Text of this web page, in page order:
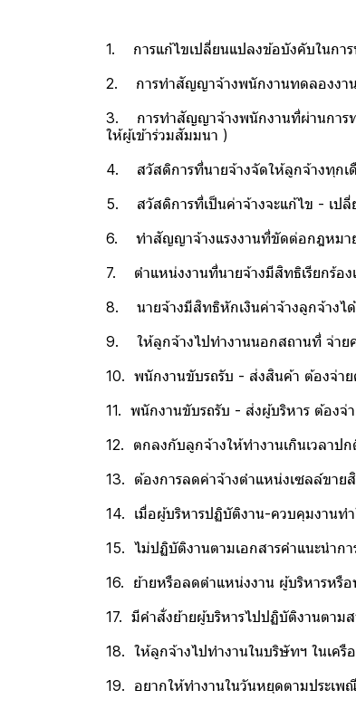
1. การแก้ไขเปลี่ยนแปลงข้อบังคับในกา
2. การทำสัญญาจ้างพนักงานทดลองงาน
3. การทำสัญญาจ้างพนักงานที่ผ่านการท
ให้ผู้เข้าร่วมสัมมนา )
4. สวัสดิการที่นายจ้างจัดให้ลูกจ้างทุกเดื
5. สวัสดิการที่เป็นค่าจ้างจะแก้ไข - เปลี่
6. ทำสัญญาจ้างแรงงานที่ขัดต่อกฎหมาย
7. ตำแหน่งงานที่นายจ้างมีสิทธิเรียกร้อง
8. นายจ้างมีสิทธิหักเงินค่าจ้างลูกจ้างได้
9. ให้ลูกจ้างไปทำงานนอกสถานที่ จ่ายค่
10. พนักงานขับรถรับ - ส่งสินค้า ต้องจ่าย
11. พนักงานขับรถรับ - ส่งผู้บริหาร ต้องจ่
12. ตกลงกับลูกจ้างให้ทำงานเกินเวลาปก
13. ต้องการลดค่าจ้างตำแหน่งเซลล์ขาย
14. เมื่อผู้บริหารปฏิบัติงาน-ควบคุมงานทำ
15. ไม่ปฏิบัติงานตามเอกสารคำแนะนำกา
16. ย้ายหรือลดตำแหน่งงาน ผู้บริหารหรื
17. มีคำสั่งย้ายผู้บริหารไปปฏิบัติงานตาม
18. ให้ลูกจ้างไปทำงานในบริษัทฯ ในเค
19. อยากให้ทำงานในวันหยุดตามประเพ